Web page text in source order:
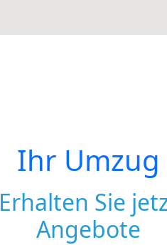
Ihr Umzug
Erhalten Sie
Angebote